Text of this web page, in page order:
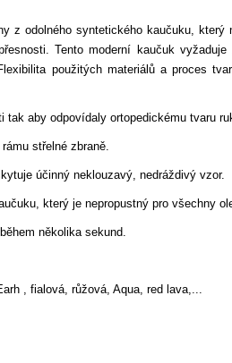
z odolného syntetického kaučuku,
Tento moderní kaučuk
použitých materiálů a proces
tak aby odpovídaly ortopedickému tvaru
střelné zbraně.
účinný neklouzavý, nedráždivý vzor.
který je nepropustný pro všechny
několika sekund.
, fialová, růžová, Aqua, red lava,...